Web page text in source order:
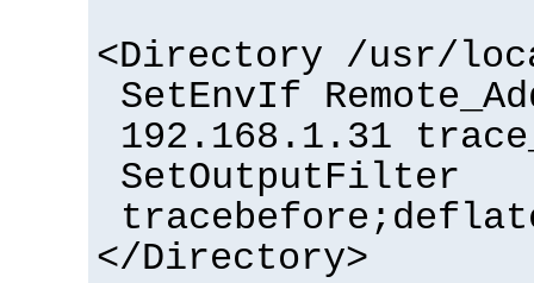
<Directory /usr/
SetEnvIf
192.168.1.31
SetOutputFilter
</Directory>